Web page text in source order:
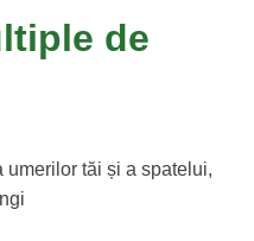
de
umerilor tăi și a spatelui,